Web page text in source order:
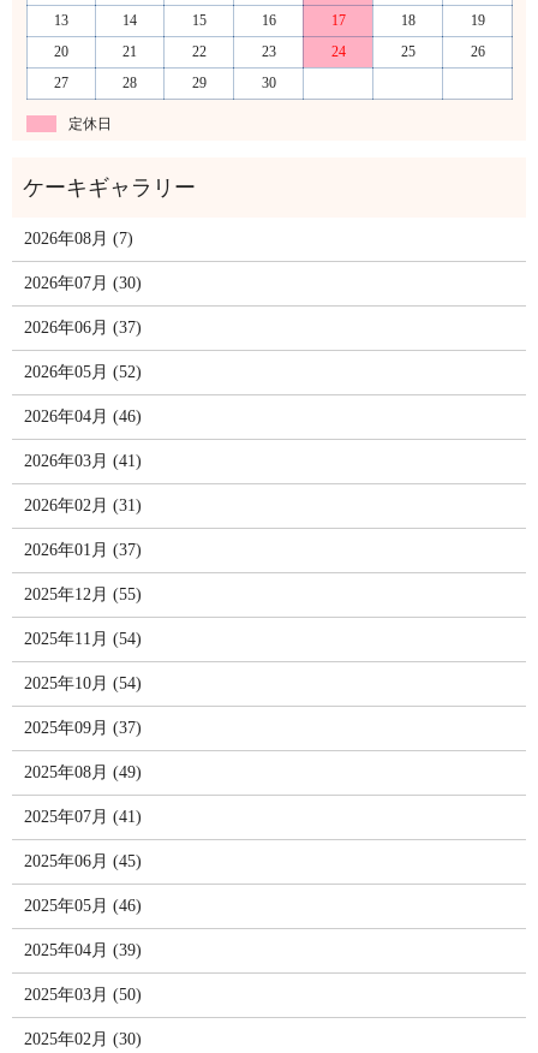
13
14 15 16 17 18
19
20
21 22 23 24 25
26
27
28 29 30
定休日
2026年08月 (7)
2026年07月 (30)
2026年06月 (37)
2026年05月 (52)
2026年04月 (46)
2026年03月 (41)
2026年02月 (31)
2026年01月 (37)
2025年12月 (55)
2025年11月 (54)
2025年10月 (54)
2025年09月 (37)
2025年08月 (49)
2025年07月 (41)
2025年06月 (45)
2025年05月 (46)
2025年04月 (39)
2025年03月 (50)
2025年02月 (30)